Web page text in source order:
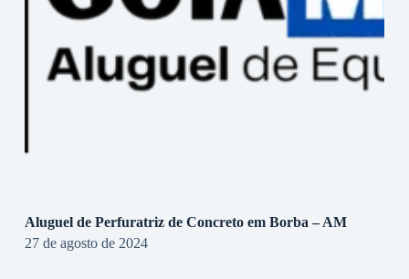
Aluguel de Perfuratriz de Concreto em Borba – AM
27 de agosto de 2024